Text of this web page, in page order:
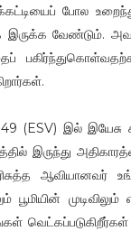
போல
இருக்க வேண்டும்.
(ESV) இல் இயேசு
இருந்து
ஆவியானவர்
பூமியின்